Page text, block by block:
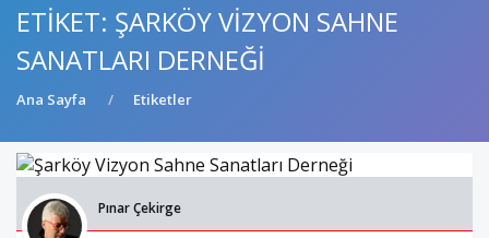
ETIKET: ŞARKÖY VIZYON SAHNE
SANATLARI DERNEĞI
Ana Sayfa Etiketler
Pınar Çekirge